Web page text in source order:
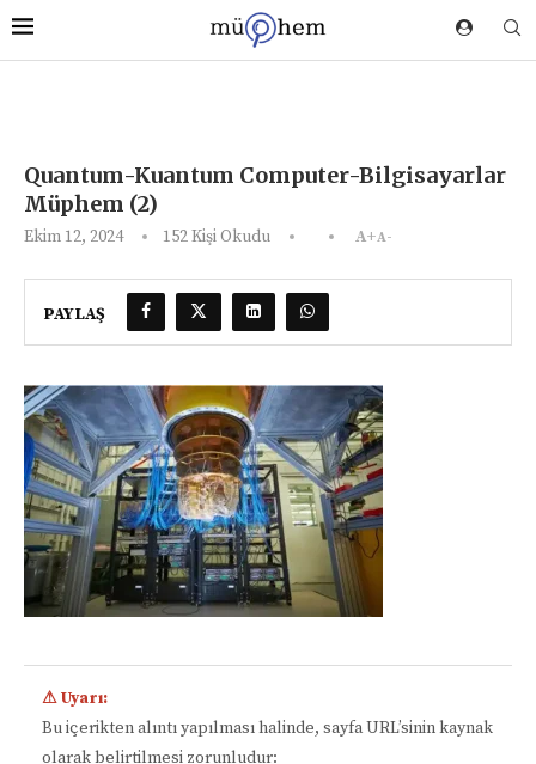
Quantum-Kuantum Computer-Bilgisayarlar
Müphem (2)
Ekim 12, 2024 152Kişi Okudu A+A-
PAYLAŞ
⚠ Uyarı:
Bu içerikten alıntı yapılması halinde, sayfa URL’sinin kaynak
olarak belirtilmesi zorunludur: